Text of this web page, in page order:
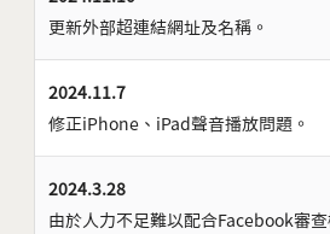
更新外部超連結網址及名稱。
2024.11.7
修正iPhone、iPad聲音播放問題。
2024.3.28
由於人力不足難以配合Facebook審